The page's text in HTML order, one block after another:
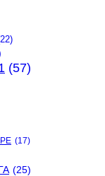
(57)
(17)
(25)